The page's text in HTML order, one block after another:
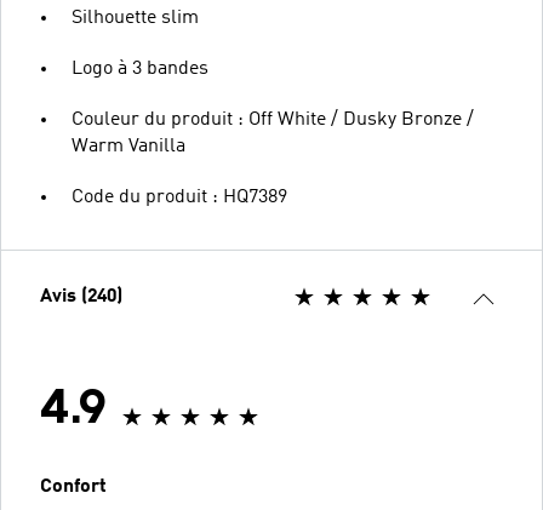
Silhouette slim
Logo à 3 bandes
Couleur du produit : Off White / Dusky Bronze /
Warm Vanilla
Code du produit : HQ7389
Avis (240)
4.9
Confort